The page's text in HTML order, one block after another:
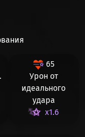
65
Урон от
идеального
удара
x1.6